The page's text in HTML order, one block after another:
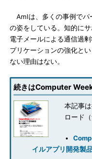
AmIは、多くの事例でパ
の姿をしている。知的に
電子メールによる通信過
プリケーションの強化と
ない理由はない。
続きはComputer
本記事
ロード
イルアプリ開発製